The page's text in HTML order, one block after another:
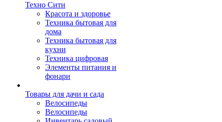
Техно Сити
Красота и здоровье
Техника бытовая для
дома
Техника бытовая для
кухни
Техника цифровая
Элементы питания и
фонари
Товары для дачи и сада
Велосипеды
Велосипеды